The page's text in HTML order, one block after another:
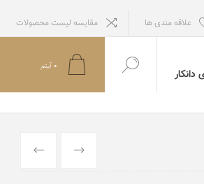
علاقه مندی ها مقایسه لیست محصولات
دانکار
0 آيتم
بعدي